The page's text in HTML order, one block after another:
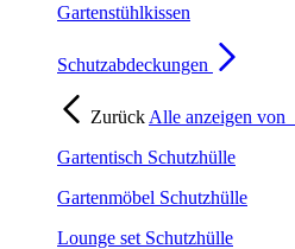
Gartenstühlkissen
Schutzabdeckungen
Zurück Alle anzeigen von
Gartentisch Schutzhülle
Gartenmöbel Schutzhülle
Lounge set Schutzhülle